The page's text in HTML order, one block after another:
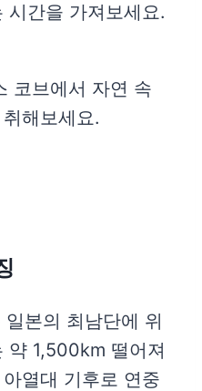
시간을 가져보세요.
코브에서 자연 속
해보세요.
본의 최남단에 위
약 1,500km 떨어져
열대 기후로 연중